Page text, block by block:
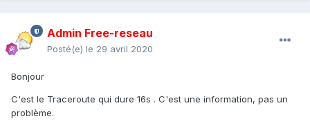
Admin Free-reseau
Posté(e) le 29 avril 2020
Bonjour
C'est le Traceroute qui dure 16s . C'est une information, pas un
problème.